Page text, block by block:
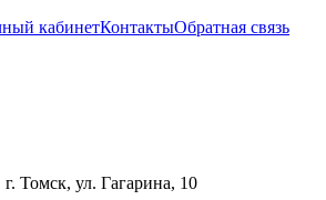
кабинетКонтактыОбратная связь
г. Томск, ул. Гагарина, 10